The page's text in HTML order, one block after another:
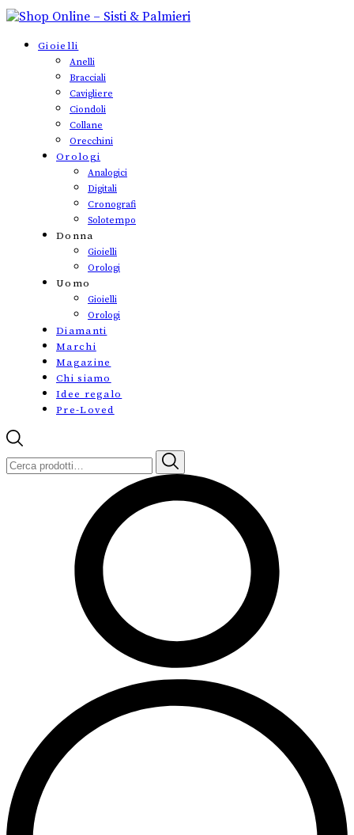
Gioielli
Anelli
Bracciali
Cavigliere
Ciondoli
Collane
Orecchini
Orologi
Analogici
Digitali
Cronografi
Solotempo
Donna
Gioielli
Orologi
Uomo
Gioielli
Orologi
Diamanti
Marchi
Magazine
Chi siamo
Idee regalo
Pre-Loved
Cerca: